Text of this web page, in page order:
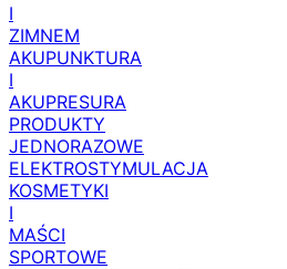
I
ZIMNEM
AKUPUNKTURA
I
AKUPRESURA
PRODUKTY
JEDNORAZOWE
ELEKTROSTYMULACJA
KOSMETYKI
I
MAŚCI
SPORTOWE